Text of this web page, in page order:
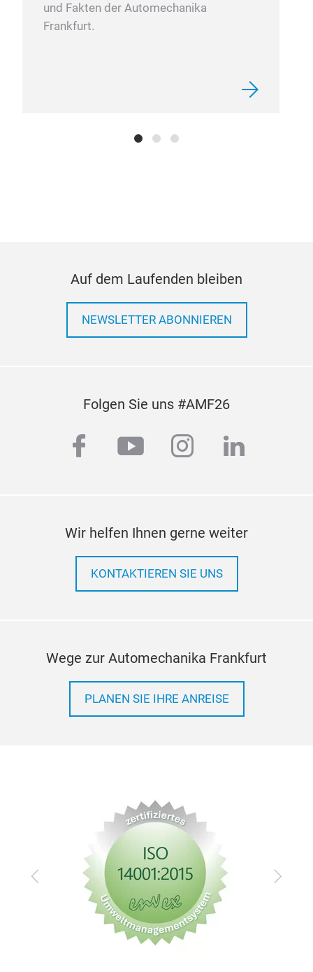
und Fakten der Automechanika
Frankfurt.
Auf dem Laufenden bleiben
NEWSLETTER ABONNIEREN
Folgen Sie uns #AMF26
facebook
youtubeinstagram
linkedin
Wir helfen Ihnen gerne weiter
KONTAKTIEREN SIE UNS
Wege zur Automechanika Frankfurt
PLANEN SIE IHRE ANREISE
Zurück Vor